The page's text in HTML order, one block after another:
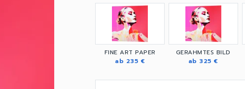
FINE ART PAPER
ab 235 €
GERAHMTES BILD
ab 325 €